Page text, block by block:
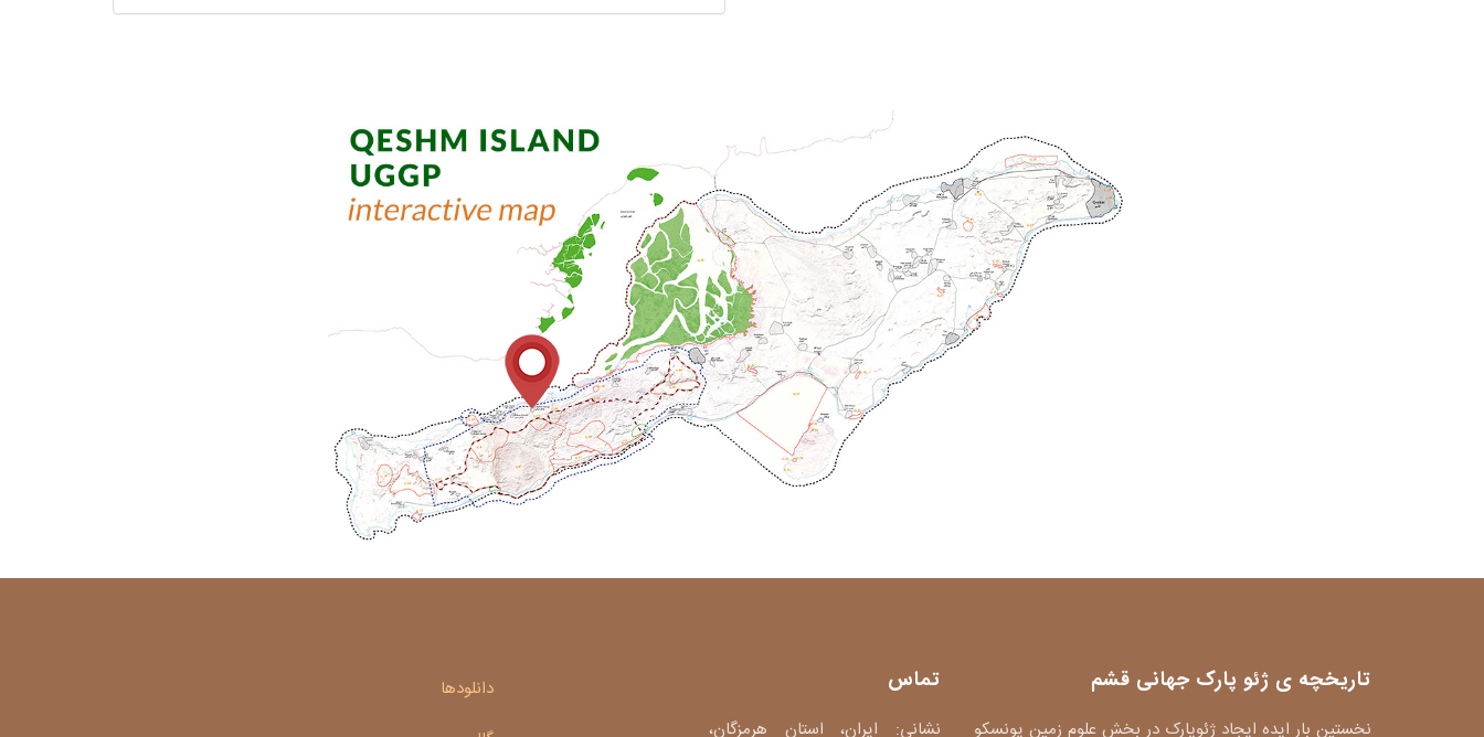
تاریخچه ی ژئو پارک جهانی قشم
نخستین بار ایده ایجاد ژئوپارک در بخش علوم زمین یونسکو
تماس
نشانی: ایران، استان هرمزگان،
دانلودها